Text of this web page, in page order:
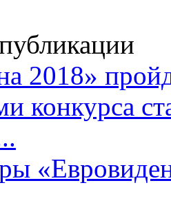
2018»
конкурса